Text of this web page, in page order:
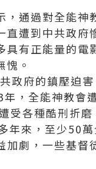
，通過對全能神
直遭到中共政府
具有正能量的電
。
政府的鎮壓迫
，全能神教會
各種酷刑折磨
年來，至少50
劇，一些基督